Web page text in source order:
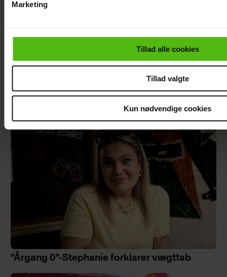
cookiepolitik.
Marketing
Tillad alle cookies
Tillad valgte
Kun nødvendige cookies
Christel Trubka er flyttet til Fyn for ny
kæreste
"Årgang 0"-Stephanie forklarer vægttab